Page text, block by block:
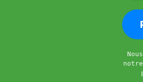
notre